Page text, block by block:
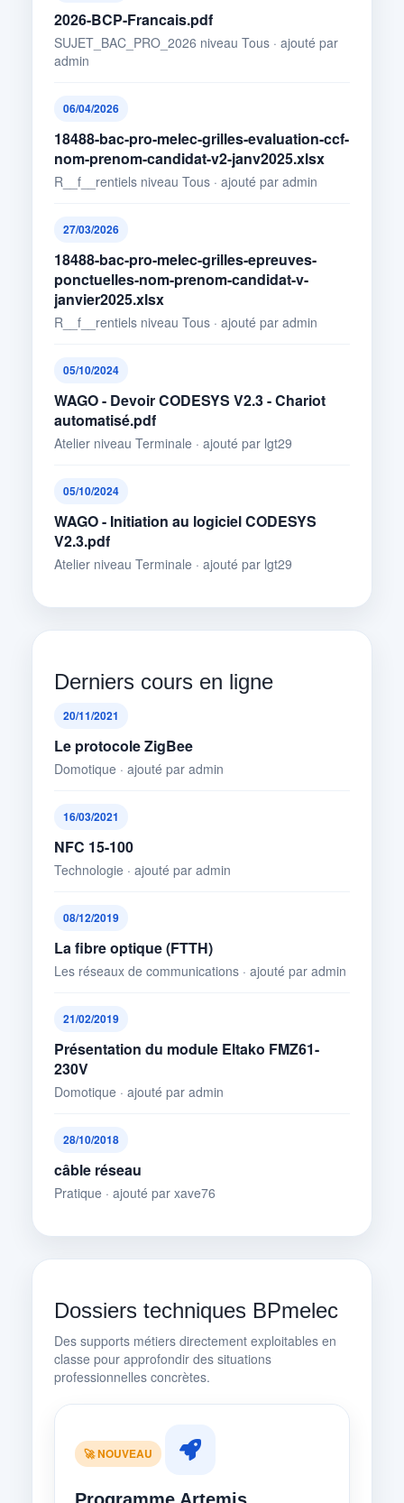
2026-BCP-Francais.pdf
SUJET_BAC_PRO_2026 niveau Tous · ajouté par
admin
06/04/2026
18488-bac-pro-melec-grilles-evaluation-ccf-
nom-prenom-candidat-v2-janv2025.xlsx
R__f__rentiels niveau Tous · ajouté par admin
27/03/2026
18488-bac-pro-melec-grilles-epreuves-
ponctuelles-nom-prenom-candidat-v-
janvier2025.xlsx
R__f__rentiels niveau Tous · ajouté par admin
05/10/2024
WAGO - Devoir CODESYS V2.3 - Chariot
automatisé.pdf
Atelier niveau Terminale · ajouté par lgt29
05/10/2024
WAGO - Initiation au logiciel CODESYS
V2.3.pdf
Atelier niveau Terminale · ajouté par lgt29
Derniers cours en ligne
20/11/2021
Le protocole ZigBee
Domotique · ajouté par admin
16/03/2021
NFC 15-100
Technologie · ajouté par admin
08/12/2019
La fibre optique (FTTH)
Les réseaux de communications · ajouté par admin
21/02/2019
Présentation du module Eltako FMZ61-
230V
Domotique · ajouté par admin
28/10/2018
câble réseau
Pratique · ajouté par xave76
Dossiers techniques BPmelec
Des supports métiers directement exploitables en
classe pour approfondir des situations
professionnelles concrètes.
🚀 NOUVEAU